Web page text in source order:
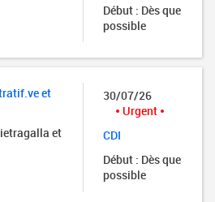
Début : Dès que
possible
et
et
30/07/26
Urgent
CDI
Début : Dès que
possible